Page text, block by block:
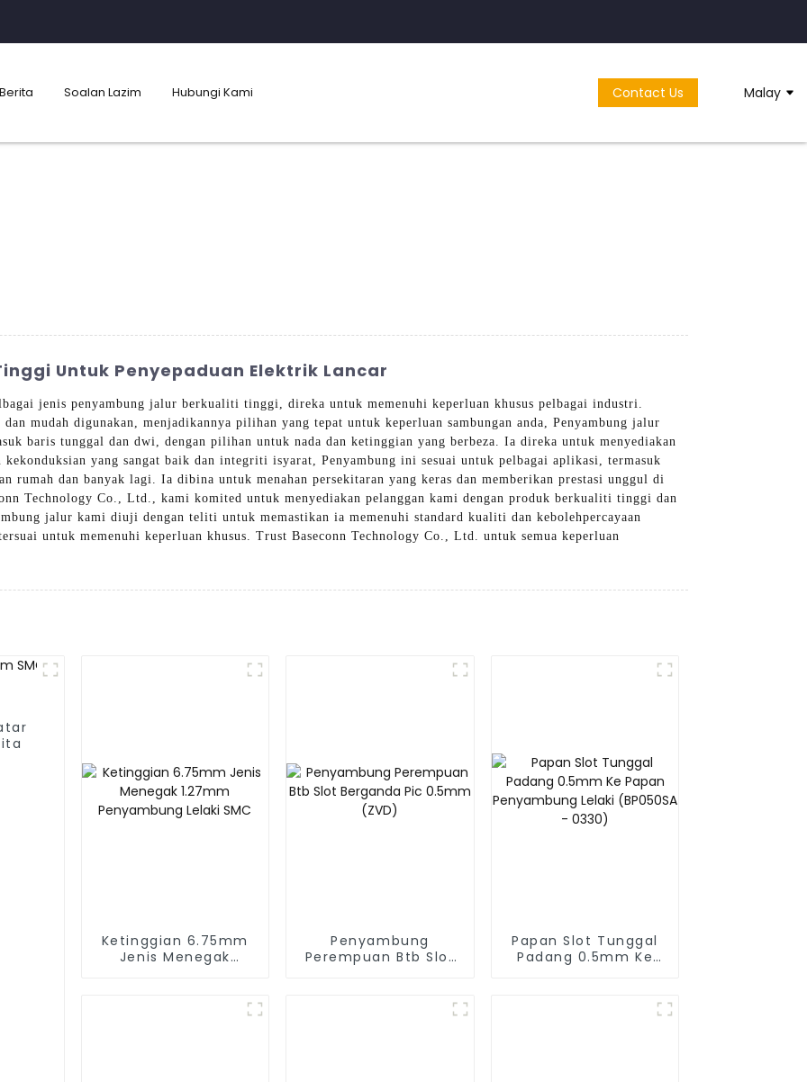
Berita Soalan Lazim Hubungi Kami Contact Us Malay
Untuk Penyepaduan Elektrik Lancar
jenis penyambung jalur berkualiti tinggi, direka untuk memenuhi keperluan khusus pelbagai industri.
mudah digunakan, menjadikannya pilihan yang tepat untuk keperluan sambungan anda, Penyambung jalur
baris tunggal dan dwi, ​​dengan pilihan untuk nada dan ketinggian yang berbeza. Ia direka untuk menyediakan
kekonduksian yang sangat baik dan integriti isyarat, Penyambung ini sesuai untuk pelbagai aplikasi, termasuk
rumah dan banyak lagi. Ia dibina untuk menahan persekitaran yang keras dan memberikan prestasi unggul di
Technology Co., Ltd., kami komited untuk menyediakan pelanggan kami dengan produk berkualiti tinggi dan
jalur kami diuji dengan teliti untuk memastikan ia memenuhi standard kualiti dan kebolehpercayaan
untuk memenuhi keperluan khusus. Trust Baseconn Technology Co., Ltd. untuk semua keperluan
Ketinggian 6.75mm
Jenis Menegak
Penyambung
Perempuan Btb Slot
Papan Slot Tunggal
Padang 0.5mm Ke